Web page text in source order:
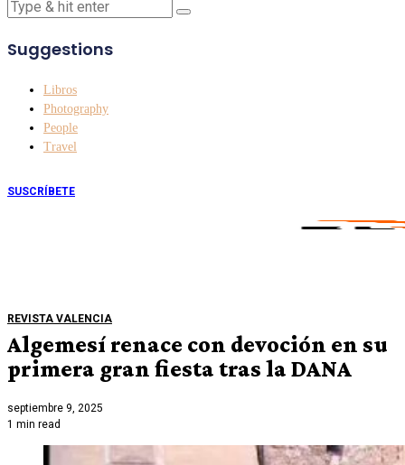
Suggestions
Libros
Photography
People
Travel
SUSCRÍBETE
REVISTA VALENCIA
Algemesí renace con devoción en su
primera gran fiesta tras la DANA
septiembre 9, 2025
1 min read